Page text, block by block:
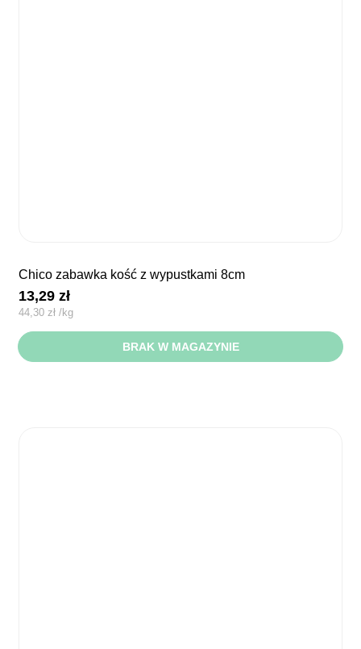
chico zabawka kość z wypustkami 8cm
13,29zł
44,30 zł /kg
BRAK W MAGAZYNIE